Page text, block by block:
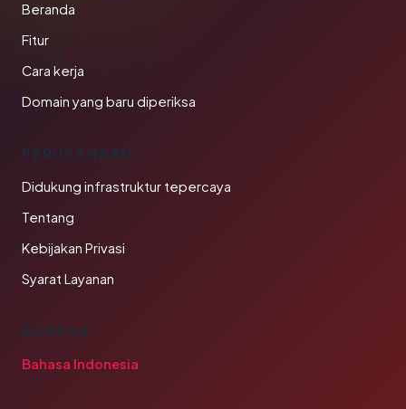
Beranda
Fitur
Cara kerja
Domain yang baru diperiksa
PERUSAHAAN
Didukung infrastruktur tepercaya
Tentang
Kebijakan Privasi
Syarat Layanan
BAHASA
Bahasa Indonesia